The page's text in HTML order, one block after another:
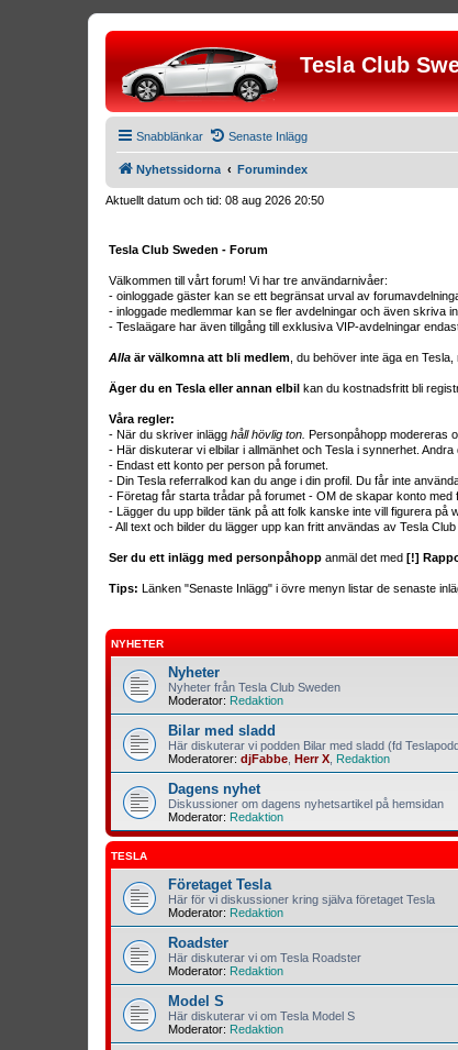
Tesla Club
Snabblänkar Senaste Inlägg
Nyhetssidorna Forumindex
Aktuellt datum och tid: 08 aug 2026 20:50
Tesla Club Sweden - Forum
Välkommen till vårt forum! Vi har tre användarnivåer:
- oinloggade gäster kan se ett begränsat urval av
- inloggade medlemmar kan se fler avdelningar och även skriva
- Teslaägare har även tillgång till exklusiva VIP-avdelningar
Alla är välkomna att bli medlem , du behöver inte äga en
Äger du en Tesla eller annan elbil kan du kostnadsfritt bli
Våra regler:
- När du skriver inlägg håll hövlig ton. Personpåhopp modereras
- Här diskuterar vi elbilar i allmänhet och Tesla i synnerhet.
- Endast ett konto per person på forumet.
- Din Tesla referralkod kan du ange i din profil. Du får inte
- Företag får starta trådar på forumet - OM de skapar konto
- Lägger du upp bilder tänk på att folk kanske inte vill figurera
- All text och bilder du lägger upp kan fritt användas av Tesla Club
Ser du ett inlägg med personpåhopp anmäl det med [!]
Tips: Länken "Senaste Inlägg" i övre menyn listar de senaste
NYHETER
Nyheter
Nyheter från Tesla Club Sweden
Moderator: Redaktion
Bilar med sladd
Här diskuterar vi podden Bilar med sladd (fd
Moderatorer: djFabbe Herr X Redaktion
Dagens nyhet
Diskussioner om dagens nyhetsartikel på hemsidan
Moderator: Redaktion
TESLA
Företaget Tesla
Här för vi diskussioner kring själva företaget Tesla
Moderator: Redaktion
Roadster
Här diskuterar vi om Tesla Roadster
Moderator: Redaktion
Model S
Här diskuterar vi om Tesla Model S
Moderator: Redaktion